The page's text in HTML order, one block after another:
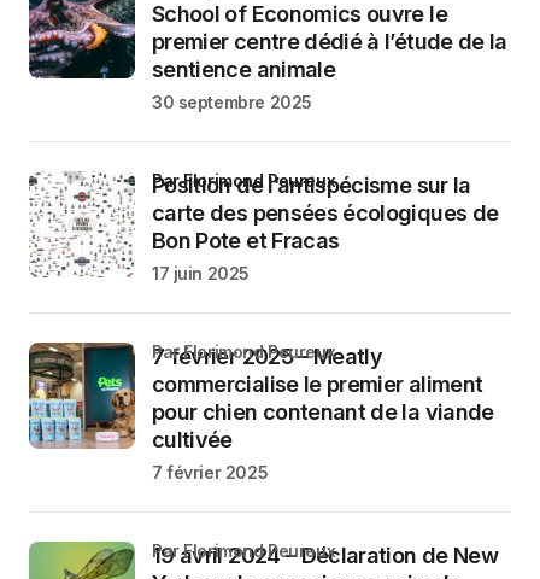
School of Economics ouvre le
premier centre dédié à l’étude de la
sentience animale
30 septembre 2025
Position de l’antispécisme sur la
carte des pensées écologiques de
Bon Pote et Fracas
par Florimond Peureux
17 juin 2025
7 février 2025 – Meatly
commercialise le premier aliment
pour chien contenant de la viande
cultivée
par Florimond Peureux
7 février 2025
19 avril 2024 – Déclaration de New
par Florimond Peureux